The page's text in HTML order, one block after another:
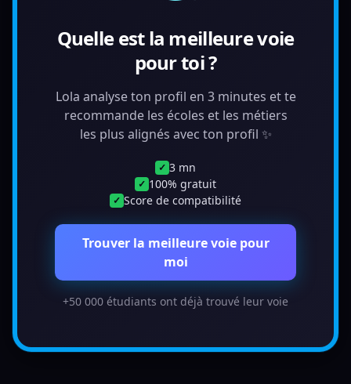
Quelle est la meilleure voie
pour toi ?
Lola analyse ton profil en 3 minutes et te
recommande les écoles et les métiers
les plus alignés avec ton profil ✨
✓ 3 mn
✓ 100% gratuit
✓ Score de compatibilité
Trouver la meilleure voie pour
moi
+50 000 étudiants ont déjà trouvé leur voie